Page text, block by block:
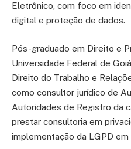
Eletrônico, com foco em
digital e proteção de dados.
Pós-graduado em Direito e
Universidade Federal de
Direito do Trabalho e
como consultor jurídico de
Autoridades de Registro da
prestar consultoria em
implementação da LGPD